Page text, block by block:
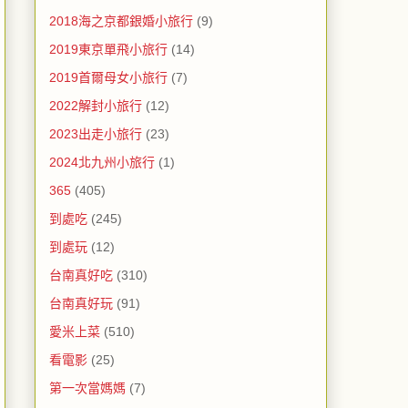
2018海之京都銀婚小旅行 (9)
2019東京單飛小旅行 (14)
2019首爾母女小旅行 (7)
2022解封小旅行 (12)
2023出走小旅行 (23)
2024北九州小旅行 (1)
365 (405)
到處吃 (245)
到處玩 (12)
台南真好吃 (310)
台南真好玩 (91)
愛米上菜 (510)
看電影 (25)
第一次當媽媽 (7)